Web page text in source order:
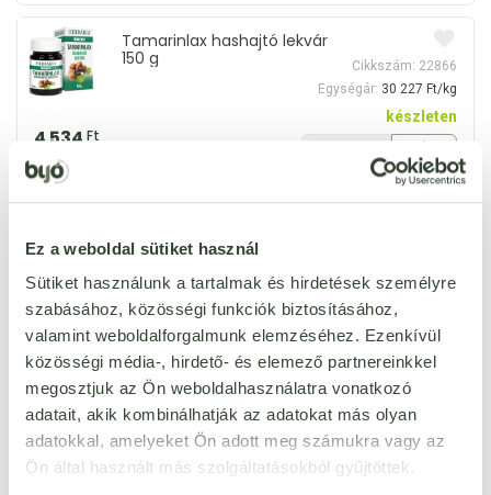
Ez a weboldal sütiket használ
Sütiket használunk a tartalmak és hirdetések személyre
szabásához, közösségi funkciók biztosításához,
valamint weboldalforgalmunk elemzéséhez. Ezenkívül
közösségi média-, hirdető- és elemező partnereinkkel
megosztjuk az Ön weboldalhasználatra vonatkozó
adatait, akik kombinálhatják az adatokat más olyan
adatokkal, amelyeket Ön adott meg számukra vagy az
Ön által használt más szolgáltatásokból gyűjtöttek.
Tamarinlax hashajtó lekvár
150 g
Cikkszám: 22866
Egységár: 30 227 Ft/kg
4 534 Ft
készleten
AKCIÓS ÁR Egységár:18 600 Ft/kg
2 907Ft
2 325 Ft db
Herbafulvo essencia
étrend-kiegészítő
édesítőszerrel prémium
Cikkszám: 94909
Egységár: 11 933 Ft/l